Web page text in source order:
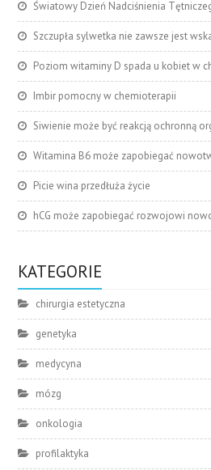
Światowy Dzień Nadciśnienia
Szczupła sylwetka nie zawsze jest
Poziom witaminy D spada u kobiet w
Imbir pomocny w chemioterapii
Siwienie może być reakcją ochronną
Witamina B6 może zapobiegać
Picie wina przedłuża życie
hCG może zapobiegać rozwojowi
KATEGORIE
chirurgia estetyczna
genetyka
medycyna
mózg
onkologia
profilaktyka